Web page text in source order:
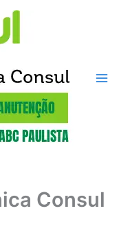
Consul